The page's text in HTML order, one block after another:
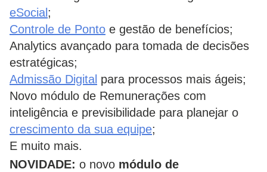
eSocial ;
Controle de Ponto e gestão de benefícios;
Analytics avançado para tomada de decisões
estratégicas;
Admissão Digital para processos mais ágeis;
Novo módulo de Remunerações com
inteligência e previsibilidade para planejar o
crescimento da sua equipe;
E muito mais.
NOVIDADE: o novo módulo de